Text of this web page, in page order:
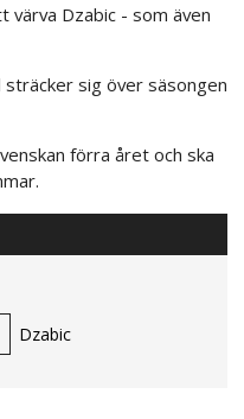
värva Dzabic - som även
sig över säsongen
förra året och ska
Dzabic